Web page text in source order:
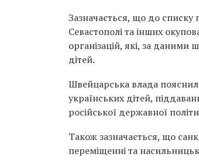
Зазначається, що до списку
Севастополі та інших
організацій, які, за даними
дітей.
Швейцарська влада
українських дітей,
російської державної
Також зазначається, що
переміщенні та